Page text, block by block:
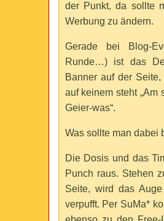
der Punkt, da sollte
Werbung zu ändern.
Gerade bei Blog-
Runde…) ist das
Banner auf der
auf keinem steht „Am
Geier-was“.
Was sollte man dabei
Die Dosis und das
Punch raus. Stehen
Seite, wird das
verpufft. Per SuMa*